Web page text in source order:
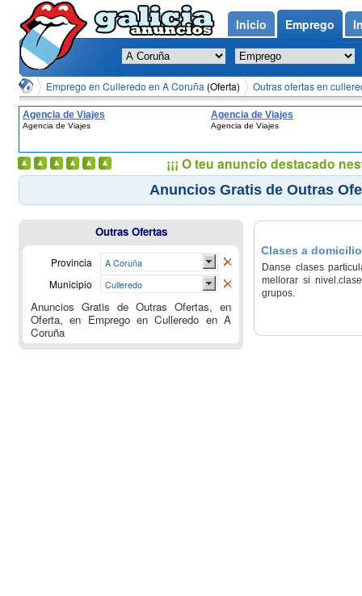
Emprego en Culleredo en A Coruña (Oferta) Outras ofertas en
Agencia de Viajes
Agencia de Viajes
Agencia de Viajes
Agencia de Viajes
Anuncios Gratis de Outras
Clases a
Danse clases
mellorar si
grupos.
Outras Ofertas
Provincia A Coruña
Municipio Culleredo
Anuncios Gratis de Outras Ofertas, en
Oferta, en Emprego en Culleredo en A
Coruña
Inicio Emprego
¡¡¡ O teu anuncio destacado